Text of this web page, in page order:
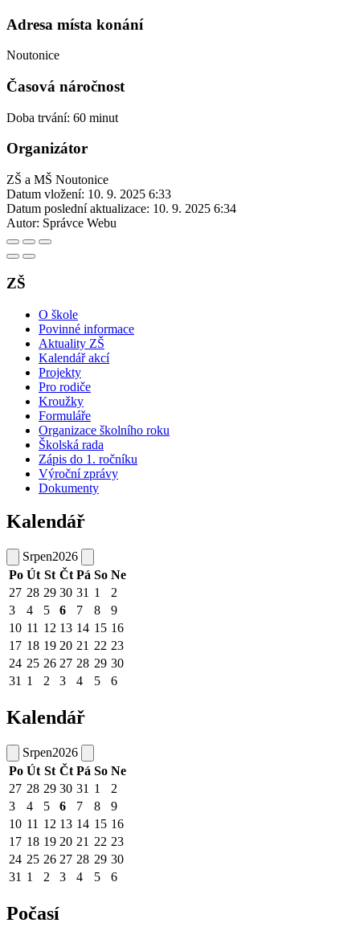
Adresa místa konání
Noutonice
Časová náročnost
Doba trvání: 60 minut
Organizátor
ZŠ a MŠ Noutonice
Datum vložení: 10. 9. 2025 6:33
Datum poslední aktualizace: 10. 9. 2025 6:34
Autor: Správce Webu
ZŠ
O škole
Povinné informace
Aktuality ZŠ
Kalendář akcí
Projekty
Pro rodiče
Kroužky
Formuláře
Organizace školního roku
Školská rada
Zápis do 1. ročníku
Výroční zprávy
Dokumenty
Kalendář
Srpen2026
Po Út St Čt Pá So Ne
27 28 29 30 31 1
2
3
4 5 6 7 8
9
10 11 12 13 14 15 16
17 18 19 20 21 22 23
24 25 26 27 28 29 30
31 1 2 3 4 5 6
Kalendář
Srpen2026
Po Út St Čt Pá So Ne
27 28 29 30 31 1
2
3
4 5 6 7 8
9
10 11 12 13 14 15 16
17 18 19 20 21 22 23
24 25 26 27 28 29 30
31 1 2 3 4 5 6
Počasí